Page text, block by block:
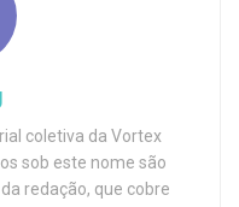
coletiva da Vortex
sob este nome são
redação, que cobre